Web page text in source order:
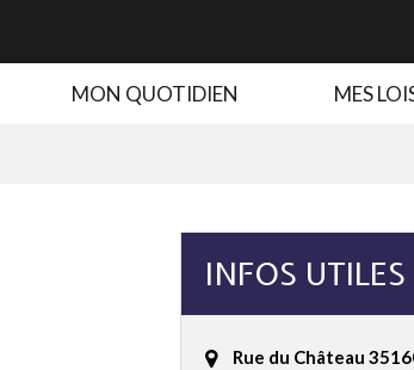
MON QUOTIDIEN MES
INFOS UTILES
Rue du Château